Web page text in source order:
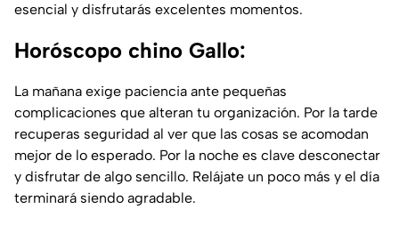
esencial y disfrutarás excelentes momentos.
Horóscopo chino Gallo:
La mañana exige paciencia ante pequeñas
complicaciones que alteran tu organización. Por la tarde
recuperas seguridad al ver que las cosas se acomodan
mejor de lo esperado. Por la noche es clave desconectar
y disfrutar de algo sencillo. Relájate un poco más y el día
terminará siendo agradable.